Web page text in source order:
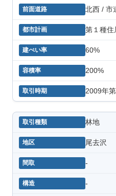
北西 / 市
第１種住
60%
200%
2009年
林地
尾去沢
-
-